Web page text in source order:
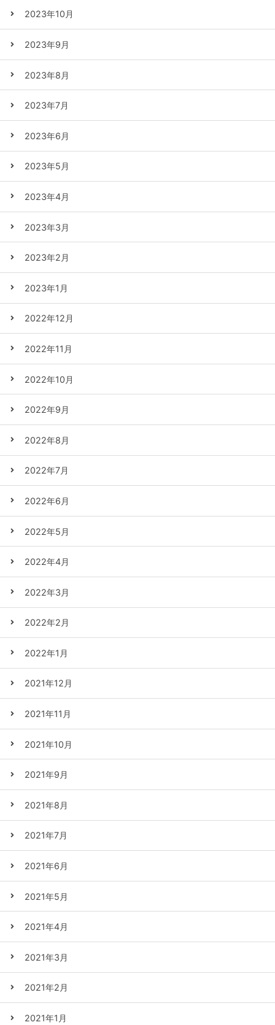
2023年10月
2023年9月
2023年8月
2023年7月
2023年6月
2023年5月
2023年4月
2023年3月
2023年2月
2023年1月
2022年12月
2022年11月
2022年10月
2022年9月
2022年8月
2022年7月
2022年6月
2022年5月
2022年4月
2022年3月
2022年2月
2022年1月
2021年12月
2021年11月
2021年10月
2021年9月
2021年8月
2021年7月
2021年6月
2021年5月
2021年4月
2021年3月
2021年2月
2021年1月